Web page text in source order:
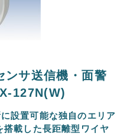
ンサ送信機・面警
127N(W)
設置可能な独自のエリア
載した長距離型ワイヤ